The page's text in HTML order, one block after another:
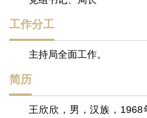
工作分工
主持局全面工作。
简历
王欣欣，男，汉族，1968